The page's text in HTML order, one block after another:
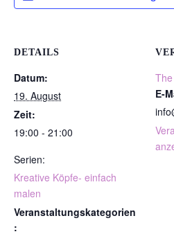
DETAILS
Datum:
19. August
Zeit:
19:00 - 21:00
Serien:
Kreative Köpfe- einfach
malen
Veranstaltungskategorien
:
E-